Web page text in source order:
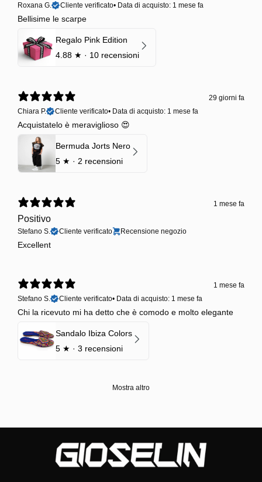
Roxana G.
Cliente verificato• Data di acquisto: 1 mese fa
Bellisime le scarpe
Regalo Pink Edition
4.88 ★ · 10 recensioni
29 giorni fa
Chiara P.
Cliente verificato• Data di acquisto: 1 mese fa
Acquistatelo è meraviglioso 😍
Bermuda Jorts Nero
5 ★ · 2 recensioni
1 mese fa
Positivo
Stefano S. Cliente verificato Recensione negozio
Excellent
1 mese fa
Stefano S.
Cliente verificato• Data di acquisto: 1 mese fa
Chi la ricevuto mi ha detto che è comodo e molto elegante
Sandalo Ibiza Colors
5 ★ · 3 recensioni
Mostra altro